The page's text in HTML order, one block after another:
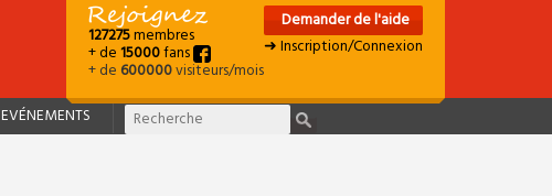
127275membres
+ de15000fans
+ de600000visiteurs/mois
Demander de l'aide
➜ Inscription/Connexion
EVÉNEMENTS